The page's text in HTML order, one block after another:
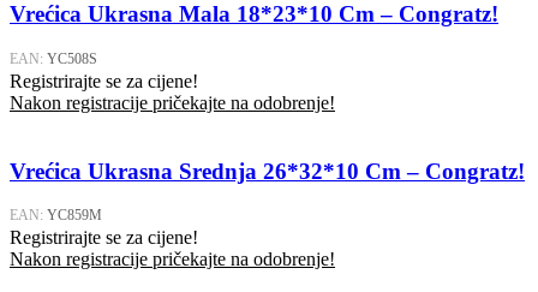
Vrećica Ukrasna Mala 18*23*10 Cm – Congratz!
EAN: YC508S
Registrirajte se za cijene!
Nakon registracije pričekajte na odobrenje!
Vrećica Ukrasna Srednja 26*32*10 Cm – Congratz!
EAN: YC859M
Registrirajte se za cijene!
Nakon registracije pričekajte na odobrenje!